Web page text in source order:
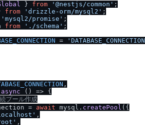
} from '@nestjs/common'
from 'drizzle-orm/mysql2'
'mysql2/promise'
from '. /schema' ;
=
,
async () => {
プール作成
= await mysql. createPool ({
,
,